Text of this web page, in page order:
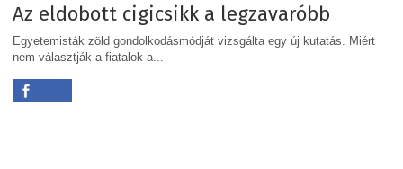
Az eldobott cigicsikk a legzavaróbb
Egyetemisták zöld gondolkodásmódját vizsgálta egy új kutatás. Miért
nem választják a fiatalok a...